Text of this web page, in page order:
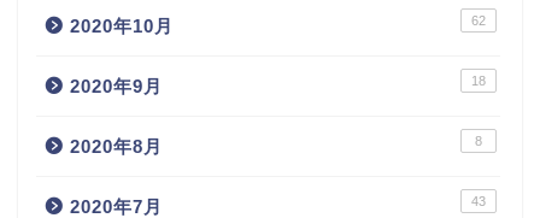
2020年10月 62
2020年9月 18
2020年8月 8
2020年7月 43